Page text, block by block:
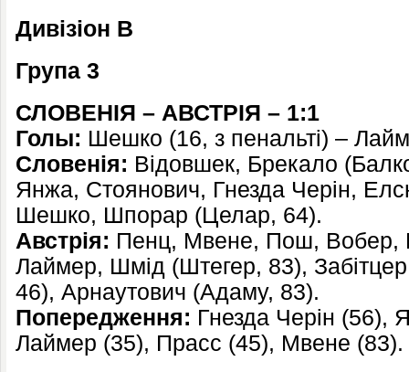
Дивізіон В
Група 3
СЛОВЕНІЯ – АВСТРІЯ – 1:1
Голы: Шешко (16, з пенальті) –
Словенія: Відовшек, Брекало
Янжа, Стоянович, Гнезда Черін,
Шешко, Шпорар (Целар, 64).
Австрія: Пенц, Мвене, Пош, Вобер,
Лаймер, Шмід (Штегер, 83),
46), Арнаутович (Адаму, 83).
Попередження: Гнезда Черін (56),
Лаймер (35), Прасс (45), Мвене (83).